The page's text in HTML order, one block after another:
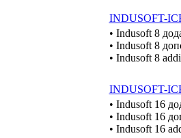
INDUSOFT-
• Indusoft 8
• Indusoft 8
• Indusoft 8
INDUSOFT-
• Indusoft 16
• Indusoft 16
• Indusoft 16